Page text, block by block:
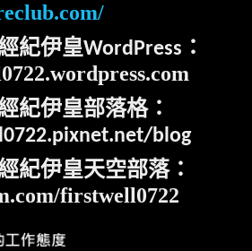
紀伊皇WordPress ：
紀伊皇部落格：
blog
紀伊皇天空部落：
firstwell0722